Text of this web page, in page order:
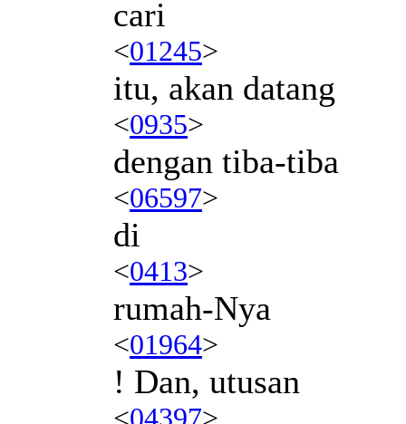
cari
<01245>
itu, akan datang
<0935>
dengan tiba-tiba
<06597>
di
<0413>
rumah-Nya
<01964>
! Dan, utusan